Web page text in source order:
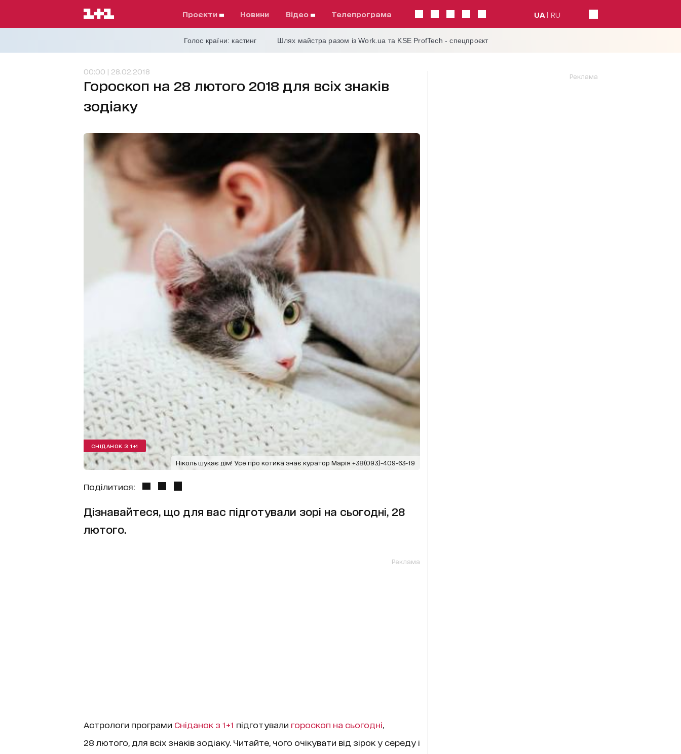
проєкти Новини відео телепрограма UA RU
Голос країни: кастинг Шлях майстра разом із Work.ua та KSE ProfTech - спецпроєкт
00:00 | 28.02.2018
Гороскоп на 28 лютого 2018 для всіх знаків
зодіаку
Ніколь шукає дім! Усе про котика знає куратор Марія +38(093)-409-63-19
СНІДАНОК З 1+1
Поділитися:
Дізнавайтеся, що для вас підготували зорі на сьогодні, 28
лютого.
Реклама
Астрологи програми Сніданок з 1+1 підготували гороскоп на cьогодні
28 лютого, для всіх знаків зодіаку. Читайте, чого очікувати від зірок у середу і
Реклама